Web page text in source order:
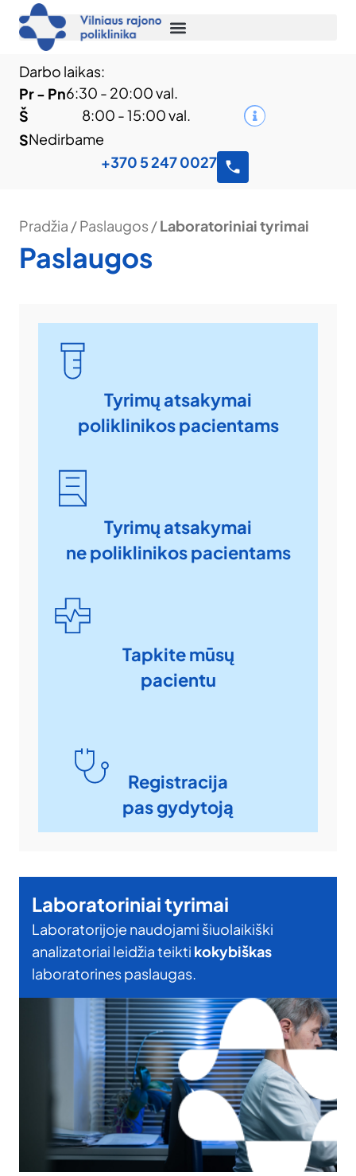
Darbo laikas:
Pr - Pn6:30 - 20:00 val.
Š
8:00 - 15:00 val.
SNedirbame
+370 5 247 0027
Pradžia /Paslaugos /Laboratoriniai tyrimai
Paslaugos
Tyrimų atsakymai
poliklinikos pacientams
Tyrimų atsakymai
ne poliklinikos pacientams
Tapkite mūsų
pacientu​
Registracija
pas gydytoją
Laboratoriniai tyrimai
Laboratorijoje naudojami šiuolaikiški
analizatoriai leidžia teikti kokybiškas
laboratorines paslaugas.